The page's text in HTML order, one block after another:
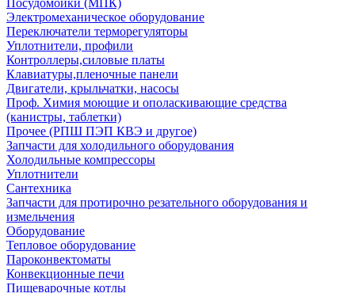
Посудомойки (МПК)
Электромеханическое оборудование
Переключатели терморегуляторы
Уплотнители, профили
Контроллеры,силовые платы
Клавиатуры,пленочные панели
Двигатели, крыльчатки, насосы
Проф. Химия моющие и ополаскивающие средства
(канистры, таблетки)
Прочее (РПШ ПЭП КВЭ и другое)
Запчасти для холодильного оборудования
Холодильные компрессоры
Уплотнители
Сантехника
Запчасти для протирочно резательного оборудования и
измельчения
Оборудование
Тепловое оборудование
Пароконвектоматы
Конвекционные печи
Пищеварочные котлы